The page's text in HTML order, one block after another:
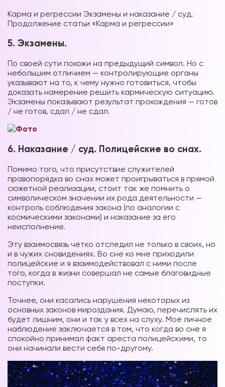
Карма и регрессии Экзамены и наказание / суд.
Продолжение статьи «Карма и регрессии»
5. Экзамены.
По своей сути похожи на предыдущий символ. Но с
небольшим отличием — контролирующие органы
указывают на то, к чему нужно готовиться, чтобы
доказать намерение решить кармическую ситуацию.
Экзамены показывают результат прохождения — готов
/ не готов, сдал / не сдал.
6. Наказание / суд. Полицейские во снах.
Помимо того, что присутствие служителей
правопорядка во снах может проигрываться в прямой
сюжетной реализации, стоит так же помнить о
символическом значении их рода деятельности —
контроль соблюдения закона (по аналогии с
космическими законами) и наказание за его
неисполнение.
Эту взаимосвязь чётко отследил не только в своих, но
и в чужих сновидениях. Во сне ко мне приходили
полицейские и я взаимодействовал с ними после
того, когда в жизни совершал не самые благовидные
поступки.
Точнее, они касались нарушения некоторых из
основных законов мироздания. Думаю, перечислять их
будет лишним, они и так у всех на слуху. Моё личное
наблюдение заключается в том, что когда во сне я
спокойно принимал факт ареста полицейскими, то
они начинали вести себя по-другому.